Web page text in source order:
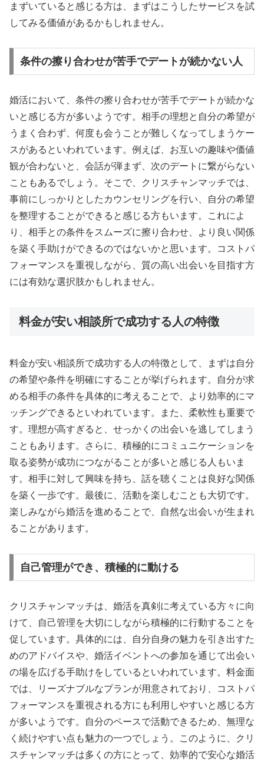
まずいていると感じる方は、まずはこうしたサービスを試
してみる価値があるかもしれません。
条件の擦り合わせが苦手でデートが続かない人
婚活において、条件の擦り合わせが苦手でデートが続かな
いと感じる方が多いようです。相手の理想と自分の希望が
うまく合わず、何度も会うことが難しくなってしまうケー
スがあるといわれています。例えば、お互いの趣味や価値
観が合わないと、会話が弾まず、次のデートに繋がらない
こともあるでしょう。そこで、クリスチャンマッチでは、
事前にしっかりとしたカウンセリングを行い、自分の希望
を整理することができると感じる方もいます。これによ
り、相手との条件をスムーズに擦り合わせ、より良い関係
を築く手助けができるのではないかと思います。コストパ
フォーマンスを重視しながら、質の高い出会いを目指す方
には有効な選択肢かもしれません。
料金が安い相談所で成功する人の特徴
料金が安い相談所で成功する人の特徴として、まずは自分
の希望や条件を明確にすることが挙げられます。自分が求
める相手の条件を具体的に考えることで、より効率的にマ
ッチングできるといわれています。また、柔軟性も重要で
す。理想が高すぎると、せっかくの出会いを逃してしまう
こともあります。さらに、積極的にコミュニケーションを
取る姿勢が成功につながることが多いと感じる人もいま
す。相手に対して興味を持ち、話を聴くことは良好な関係
を築く一歩です。最後に、活動を楽しむことも大切です。
楽しみながら婚活を進めることで、自然な出会いが生まれ
ることがあります。
自己管理ができ、積極的に動ける
クリスチャンマッチは、婚活を真剣に考えている方々に向
けて、自己管理を大切にしながら積極的に行動することを
促しています。具体的には、自分自身の魅力を引き出すた
めのアドバイスや、婚活イベントへの参加を通じて出会い
の場を広げる手助けをしているといわれています。料金面
では、リーズナブルなプランが用意されており、コストパ
フォーマンスを重視される方にも利用しやすいと感じる方
が多いようです。自分のペースで活動できるため、無理な
く続けやすい点も魅力の一つでしょう。このように、クリ
スチャンマッチは多くの方にとって、効率的で安心な婚活